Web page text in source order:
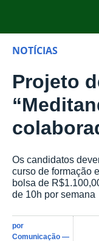
NOTÍCIAS
Projeto
Os candidatos
curso de formação
bolsa de
de 10h por semana
por
Comunicação —